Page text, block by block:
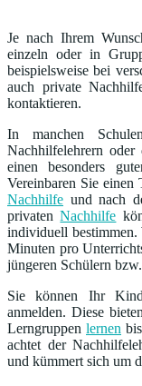
Je nach Ihrem
einzeln oder in
beispielsweise bei
auch private
kontaktieren.
In manchen
Nachhilfelehrern oder
einen besonders
Vereinbaren Sie einen
Nachhilfe und nach
privatenNachhilfe
individuell
Minuten pro
jüngeren Schülern
Sie können Ihr Kind
anmelden. Diese
Lerngruppen lernen
achtet der
und kümmert sich um